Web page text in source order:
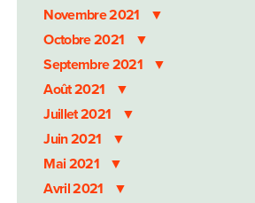
Novembre 2021
Octobre 2021
Septembre 2021
Août 2021
Juillet 2021
Juin 2021
Mai 2021
Avril 2021